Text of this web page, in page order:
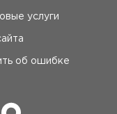
услуги
об ошибке